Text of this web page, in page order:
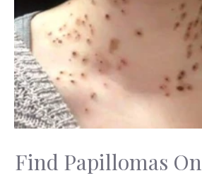
biblickém
Find Papillomas